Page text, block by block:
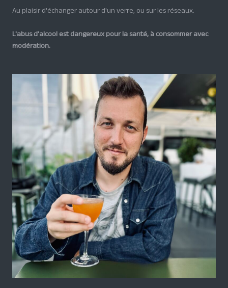
Au plaisir d'échanger autour d'un verre, ou sur les réseaux.
L'abus d'alcool est dangereux pour la santé, à consommer avec
modération.